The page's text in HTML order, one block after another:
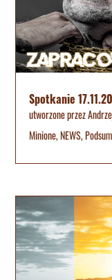
Spotkanie
utworzone przez
Minione,NEWS,